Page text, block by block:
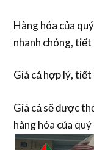
Hàng hóa của
nhanh chóng,
Giá cả hợp lý, tiết
Giá cả sẽ được
hàng hóa của quý